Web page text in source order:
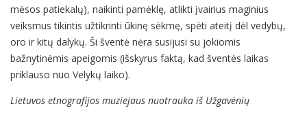
mėsos patiekalų), naikinti pamėklę, atlikti įvairius maginius
veiksmus tikintis užtikrinti ūkinę sėkmę, spėti ateitį dėl vedybų,
oro ir kitų dalykų. Ši šventė nėra susijusi su jokiomis
bažnytinėmis apeigomis (išskyrus faktą, kad šventės laikas
priklauso nuo Velykų laiko).
Lietuvos etnografijos muziejaus nuotrauka iš Užgavėnių